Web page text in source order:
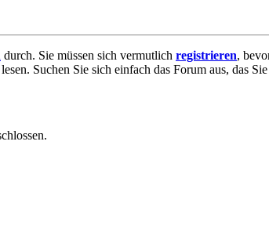
durch. Sie müssen sich vermutlich registrieren,
Suchen Sie sich einfach das Forum aus, das